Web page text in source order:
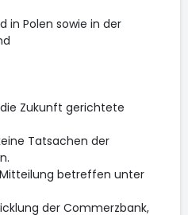
in Polen sowie in der
Zukunft gerichtete
Tatsachen der
betreffen unter
der Commerzbank,